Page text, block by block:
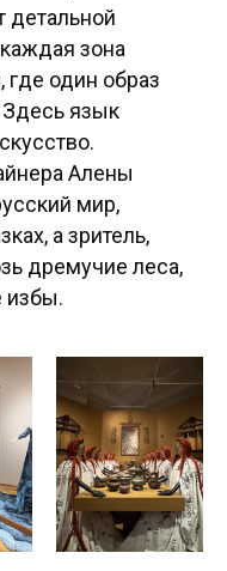
детальной
зона
где один образ
Здесь язык
Алены
мир,
а зритель,
дремучие леса,
избы.